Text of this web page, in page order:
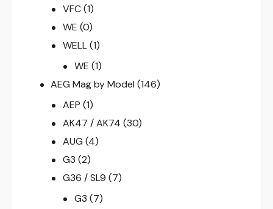
VFC (1)
WE (0)
WELL (1)
WE (1)
AEG Mag by Model (146)
AEP (1)
AK47 / AK74 (30)
AUG (4)
G3 (2)
G36 / SL9 (7)
G3 (7)